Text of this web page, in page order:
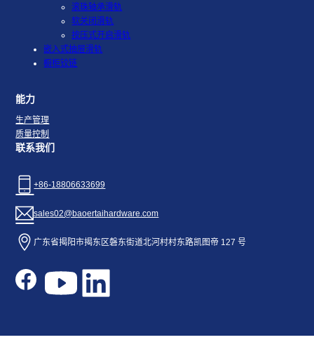
滚珠轴承滑轨
软关闭滑轨
按压式开启滑轨
嵌入式抽屉滑轨
橱柜铰链
能力
生产管理
质量控制
联系我们
+86-18806633699
sales02@baoertaihardware.com
广东省揭阳市揭东区磐东街道北河村村东路凯图帝 127 号